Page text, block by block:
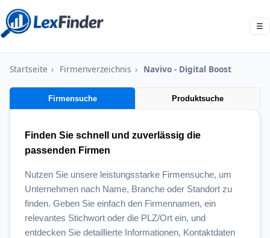
☰
Startseite › Firmenverzeichnis › Navivo - Digital Boost
Firmensuche Produktsuche
Finden Sie schnell und zuverlässig die
passenden Firmen
Nutzen Sie unsere leistungsstarke Firmensuche, um
Unternehmen nach Name, Branche oder Standort zu
finden. Geben Sie einfach den Firmennamen, ein
relevantes Stichwort oder die PLZ/Ort ein, und
entdecken Sie detaillierte Informationen, Kontaktdaten